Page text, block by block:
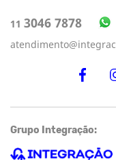
11 3046 7878
Grupo Integração: